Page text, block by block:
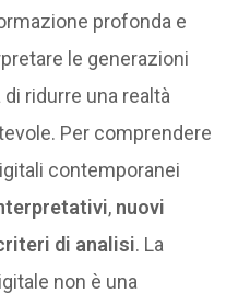
profonda e
le generazioni
ridurre una realtà
Per comprendere
contemporanei
, nuovi
di analisi. La
non è una